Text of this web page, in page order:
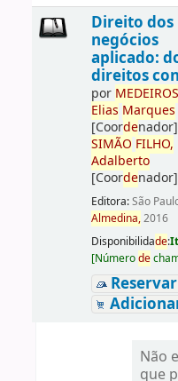
Direito dos
negócios
aplicado:
direitos
por MEDEIROS
Elias Marques
[Coordenador]
SIMÃO FILHO,
Adalberto
[Coordenador]
Editora:São
Almedina,2016
Disponibilidade:
[Númerode
Reservar
Não
que